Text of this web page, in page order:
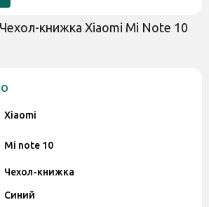
Чехол-книжка Xiaomi Mi Note 10
Xiaomi
Mi note 10
Чехол-книжка
Синий